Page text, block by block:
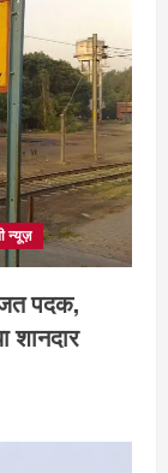
न्यूज़
पदक,
शानदार